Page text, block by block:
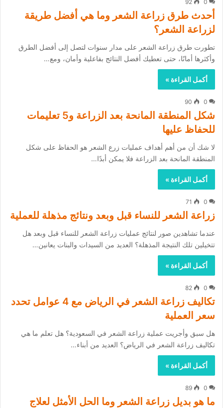
0
92
أحدث طرق زراعة الشعر وما هي أفضل طريقة
لزراعة الشعر؟
تطورت طرق زراعة الشعر على مدار سنوات لتصل إلى أفضل الطرق
وأكثرها أمانًا، حتى تعطيك أفضل النتائج بفاعلية وأمان، ومع…
أكمل القراءة »
0
90
شكل المنطقة المانحة بعد الزراعة و5 تعليمات
للحفاظ عليها
لا شك أن من أهم أهداف عمليات زرع الشعر هو الحفاظ على شكل
المنطقة المانحة بعد الزراعة فلا يمكن أبدًا…
أكمل القراءة »
0
71
زراعة الشعر للنساء قبل وبعد ونتائج مذهلة للعملية
عندما تشاهدين صور لنتائج عمليات زراعة الشعر للنساء قبل وبعد هل
تتخيلين تلك النتيجة المذهلة؟ العديد من السيدات والبنات يعانين…
أكمل القراءة »
0
82
تكاليف زراعة الشعر في الرياض مع 4 عوامل تحدد
سعر العملية
هل سبق وأجريت عملية زراعة الشعر في السعودية؟ هل تعلم ما هي
تكاليف زراعة الشعر في الرياض؟ العديد من أبناء…
أكمل القراءة »
0
89
ما هو بديل زراعة الشعر وما الحل الأمثل لعلاج